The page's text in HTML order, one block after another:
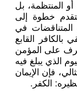
أو المنتظمة، بل
خطوة إلى
في
القابع
على المؤمن
الذي يبلغ فيه
فإن الإيمان
الكفر.